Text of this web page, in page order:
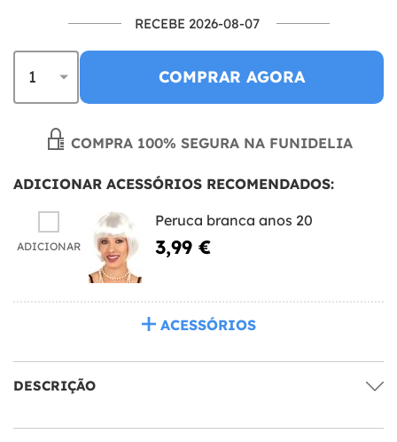
RECEBE 2026-08-07
COMPRAR AGORA
COMPRA 100% SEGURA NA FUNIDELIA
ADICIONAR ACESSÓRIOS RECOMENDADOS:
ADICIONAR
Peruca branca anos 20
3,99 €
ACESSÓRIOS
DESCRIÇÃO